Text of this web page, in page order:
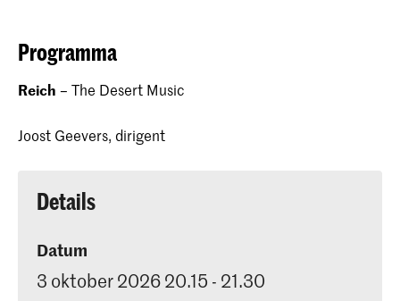
Programma
Reich – The Desert Music
Joost Geevers, dirigent
Details
Datum
3 oktober 2026 20.15 - 21.30